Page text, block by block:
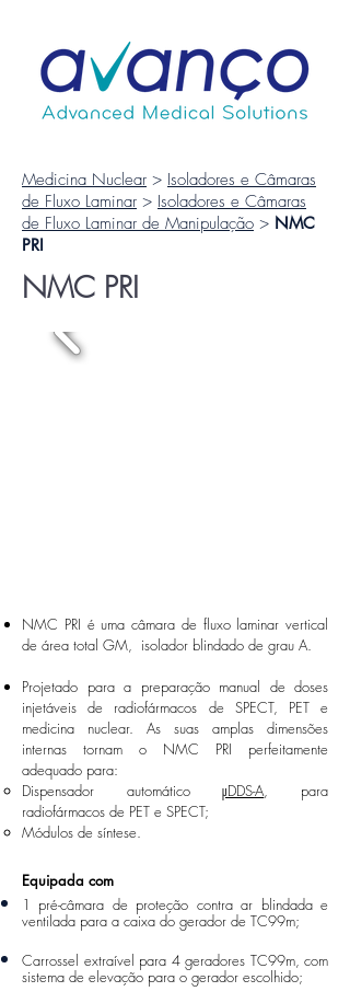
Medicina Nuclear > Isoladores e Câmaras
de Fluxo Laminar > Isoladores e Câmaras
de Fluxo Laminar de Manipulação > NMC
PRI
NMC PRI
NMC PRI é uma câmara de fluxo laminar vertical
de área total GM, isolador blindado de grau A.
Projetado para a preparação manual de doses
injetáveis de radiofármacos de SPECT, PET e
medicina nuclear. As suas amplas dimensões
internas tornam o NMC PRI perfeitamente
adequado para:
Dispensador automáticoμDDS-A, para
radiofármacos de PET e SPECT;
Módulos de síntese.
Equipada com
1 pré-câmara de proteção contra ar blindada e
ventilada para a caixa do gerador de TC99m;
Carrossel extraível para 4 geradores TC99m, com
sistema de elevação para o gerador escolhido;